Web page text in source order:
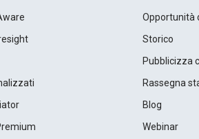
Opportunità
Storico
Pubblicizza
Rassegna
Blog
Webinar